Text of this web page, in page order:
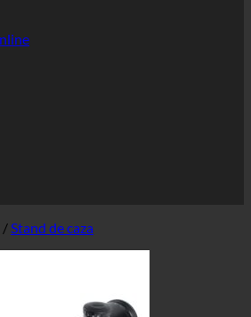
/Stand de caza